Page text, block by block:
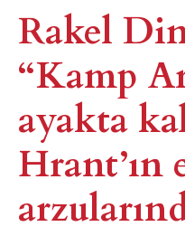
Rakel
“Kamp
ayakta
Hrant’ın